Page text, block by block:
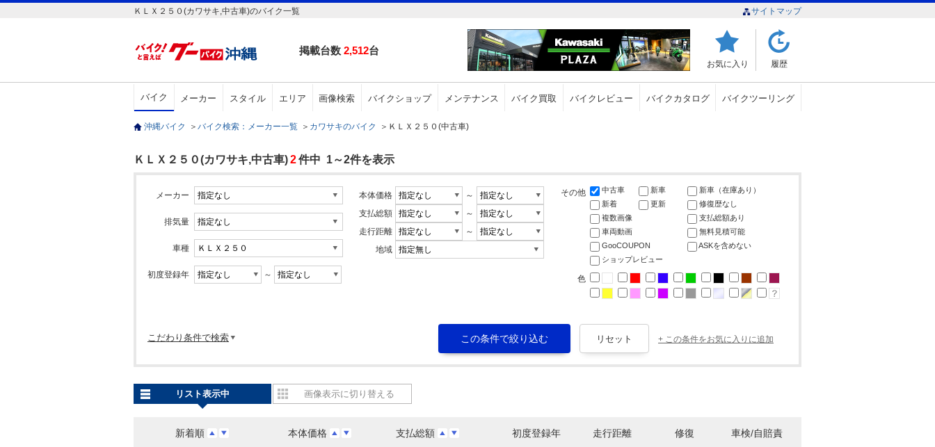
ＫＬＸ２５０(カワサキ,中古車)のバイク一覧 サイトマップ
掲載台数 2,512台
お気に入り 履歴
バイク メーカー スタイル エリア 画像検索 バイクショップ メンテナンス バイク買取 バイクレビュー バイクカタログ バイクツーリング
沖縄バイク ＞ バイク検索：メーカー一覧 ＞ カワサキのバイク ＞ ＫＬＸ２５０(中古車)
ＫＬＸ２５０(カワサキ,中古車)2件中 1～2件を表示
メーカー
排気量
車種
初度登録年 ～
本体価格
～
支払総額
～
走行距離
～
地域
その他 中古車 新車
新車（在庫あり）
新着
更新
修復歴なし
複数画像
支払総額あり
車両動画
無料見積可能
GooCOUPON
ASKを含めない
ショップレビュー
色
こだわり条件で検索 + この条件をお気に入りに追加
新着順 本体価格 支払総額 初度登録年 走行距離 修復 車検/自賠責
リスト表示中 画像表示に切り替える